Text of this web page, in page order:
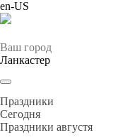
en-US
Ваш город
Ланкастер
Праздники
Cегодня
Праздники августя